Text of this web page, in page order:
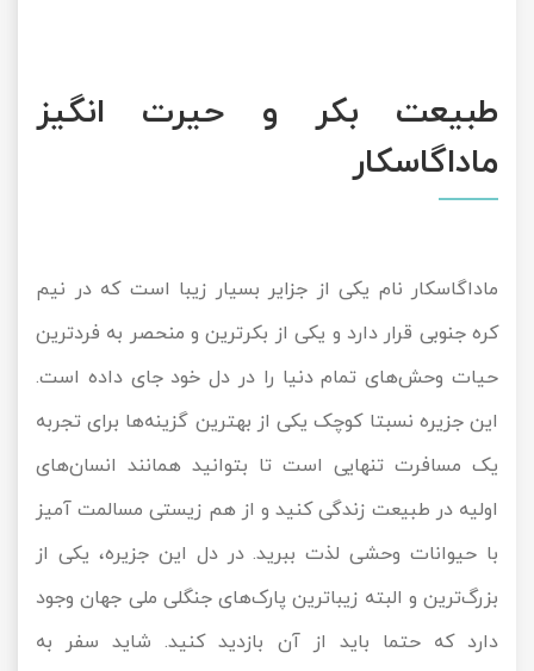
طبیعت بکر و حیرت انگیز
ماداگاسکار
ماداگاسکار نام یکی از جزایر بسیار زیبا است که در نیم
کره جنوبی قرار دارد و یکی از بکرترین و منحصر به فردترین
حیات‌ وحش‌های تمام دنیا را در دل خود جای داده است.
این جزیره نسبتا کوچک یکی از بهترین گزینه‌ها برای تجربه
یک مسافرت تنهایی است تا بتوانید همانند انسان‌های
اولیه در طبیعت زندگی کنید و از هم زیستی مسالمت آمیز
با حیوانات وحشی لذت ببرید. در دل این جزیره، یکی از
بزرگ‌ترین و البته زیباترین پارک‌های جنگلی ملی جهان وجود
دارد که حتما باید از آن بازدید کنید. شاید سفر به